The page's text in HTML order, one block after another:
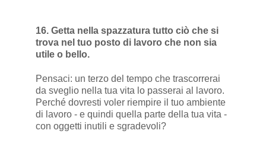
16. Getta nella spazzatura tutto ciò che si
trova nel tuo posto di lavoro che non sia
utile o bello.
Pensaci: un terzo del tempo che trascorrerai
da sveglio nella tua vita lo passerai al lavoro.
Perché dovresti voler riempire il tuo ambiente
di lavoro - e quindi quella parte della tua vita -
con oggetti inutili e sgradevoli?